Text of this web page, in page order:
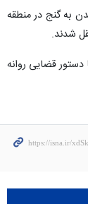
به گنج در منطقه
شدند.
دستور قضایی روانه